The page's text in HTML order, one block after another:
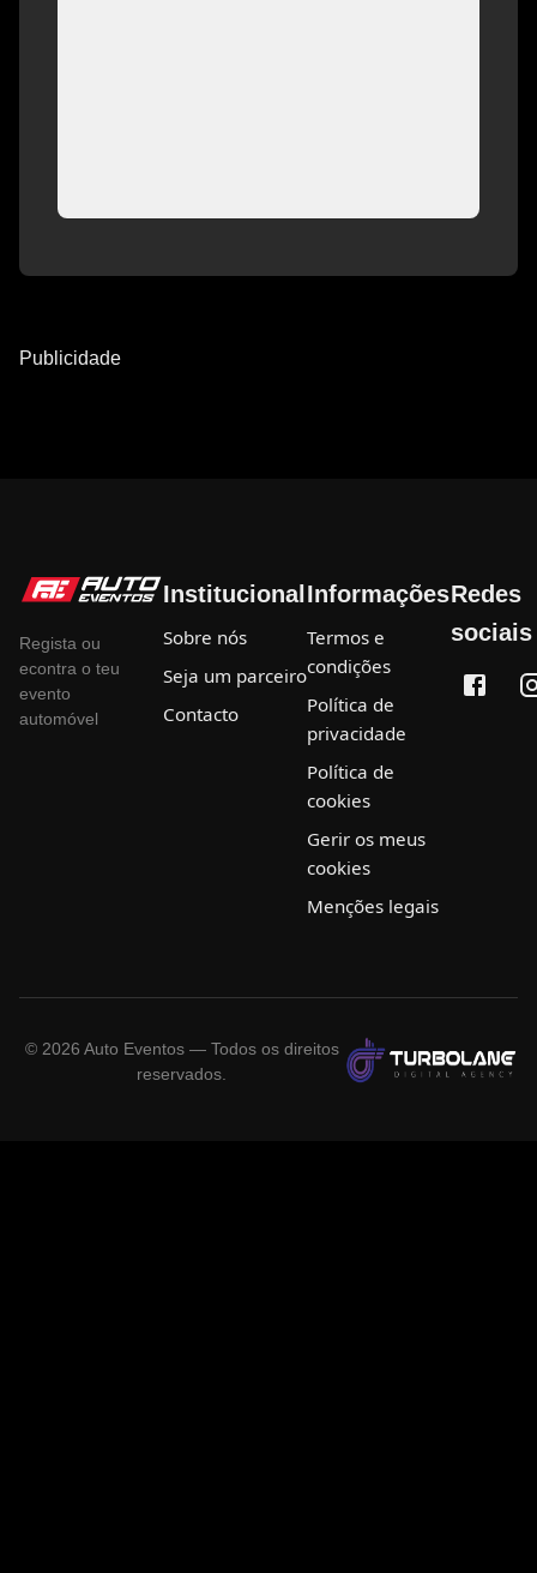
Publicidade
Regista ou
econtra o teu
evento
automóvel
Institucional
Sobre nós
Seja um parceiro
Contacto
Informações
Termos e
condições
Política de
privacidade
Política de
cookies
Gerir os meus
cookies
Menções legais
Redes
sociais
© 2026 Auto Eventos — Todos os direitos
reservados.